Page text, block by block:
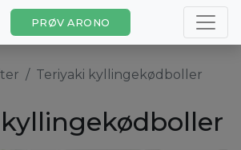
PRØV ARONO
Teriyaki kyllingekødboller